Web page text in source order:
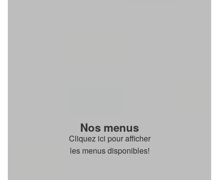
Nos menus
Cliquez ici pour afficher
les menus disponibles!